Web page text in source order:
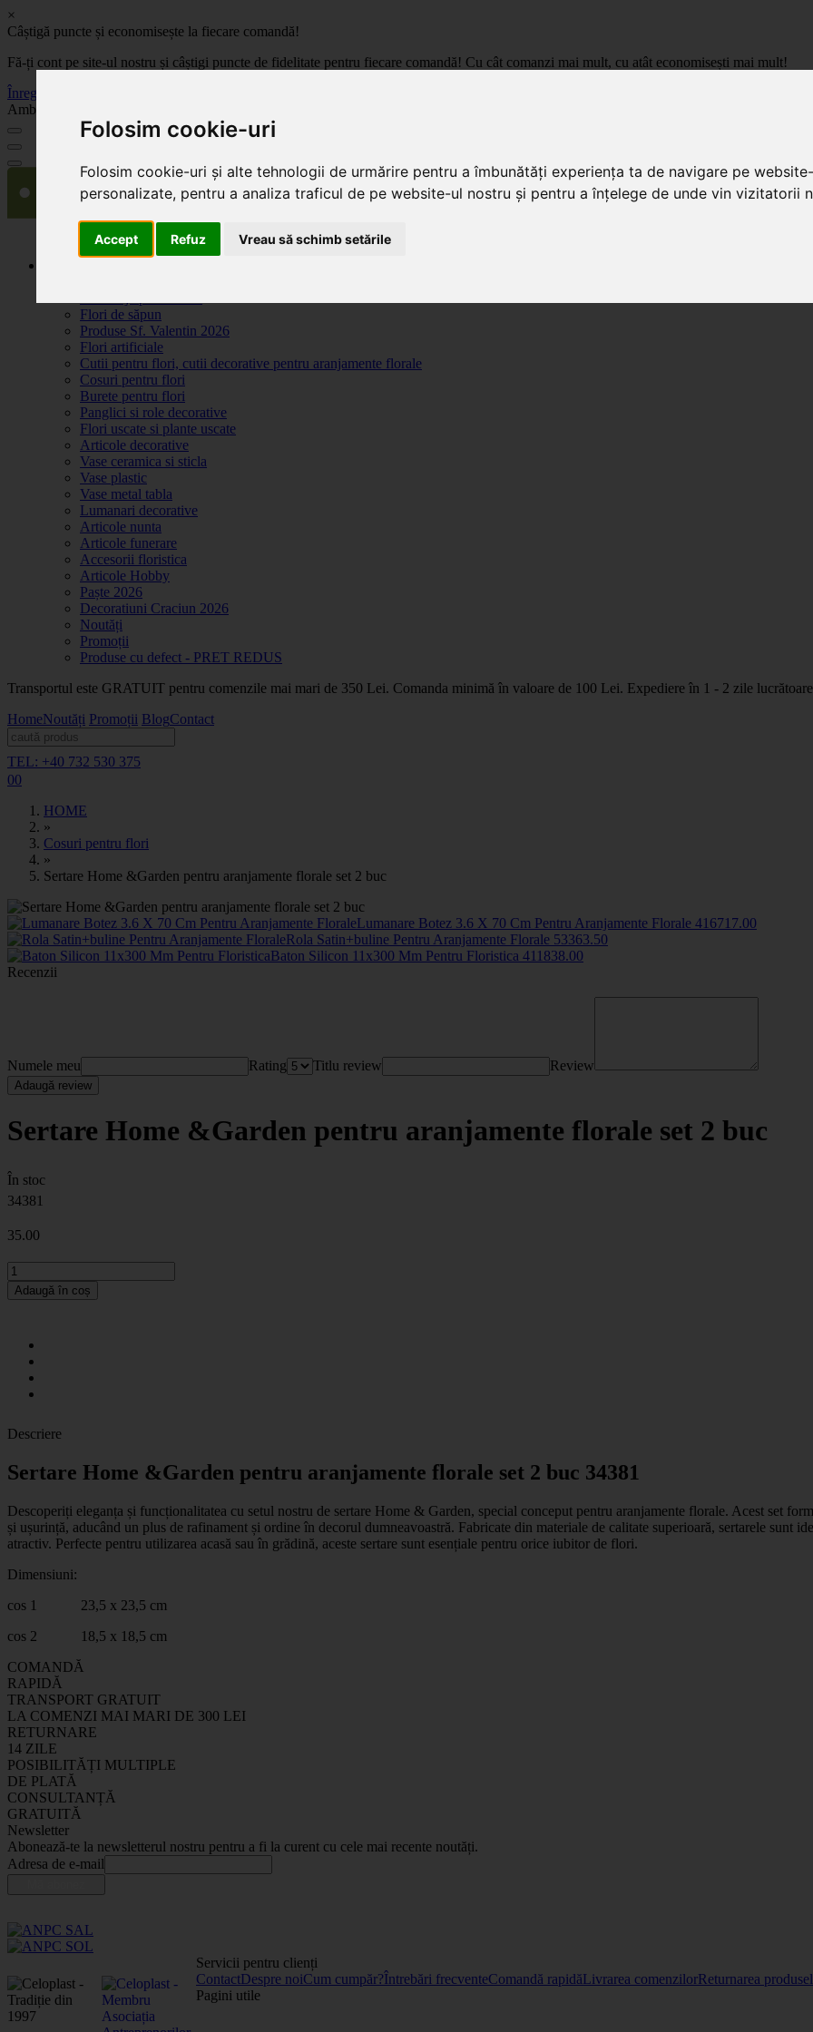
Folosim cookie-uri
Folosim cookie-uri și alte tehnologii de urmărire pentru a îmbunătăți experiența ta de navigare pe
personalizate, pentru a analiza traficul de pe website-ul nostru și pentru a înțelege de unde vin vizitatorii
Accept Refuz Vreau să schimb setările
×
Câștigă puncte și economisește la fiecare comandă!
Fă-ți cont pe site-ul nostru și câștigi puncte de fidelitate pentru fiecare comandă! Cu cât comanzi mai mult, cu atât economisești mai mult!
Înregistrează-te acum
Ambalaje, decoratiuni si accesorii pentru flori. Produse de calitate la pret de importator, cu livrare in toata Romania.
Flori de săpun
Produse Sf. Valentin 2026
Flori artificiale
Cutii pentru flori, cutii decorative pentru aranjamente florale
Cosuri pentru flori
Burete pentru flori
Panglici si role decorative
Flori uscate si plante uscate
Articole decorative
Vase ceramica si sticla
Vase plastic
Vase metal tabla
Lumanari decorative
Articole nunta
Articole funerare
Accesorii floristica
Articole Hobby
Paște 2026
Decoratiuni Craciun 2026
Noutăți
Promoții
Produse cu defect - PRET REDUS
Transportul este GRATUIT pentru comenzile mai mari de 350 Lei. Comanda minimă în valoare de 100 Lei. Expediere în 1 - 2 zile
HomeNoutăți Promoții BlogContact
TEL: +40 732 530 375
00
HOME
»
Cosuri pentru flori
»
Sertare Home &Garden pentru aranjamente florale set 2 buc
Lumanare Botez 3.6 X 70 Cm Pentru Aranjamente Florale 416717.00
Rola Satin+buline Pentru Aranjamente Florale 53363.50
Baton Silicon 11x300 Mm Pentru Floristica 411838.00
Recenzii
Numele meu Rating Titlu review Review
Adaugă review
Sertare Home &Garden pentru aranjamente florale set 2 buc
În stoc
34381
35.00
Adaugă în coș
Descriere
Sertare Home &Garden pentru aranjamente florale set 2 buc 34381
Descoperiți eleganța și funcționalitatea cu setul nostru de sertare Home & Garden, special conceput pentru aranjamente florale. Acest set
și ușurință, aducând un plus de rafinament și ordine în decorul dumneavoastră. Fabricate din materiale de calitate superioară, sertarele sunt
atractiv. Perfecte pentru utilizarea acasă sau în grădină, aceste sertare sunt esențiale pentru orice iubitor de flori.
Dimensiuni:
cos 1 23,5 x 23,5 cm
cos 2 18,5 x 18,5 cm
COMANDĂ
RAPIDĂ
TRANSPORT GRATUIT
LA COMENZI MAI MARI DE 300 LEI
RETURNARE
14 ZILE
POSIBILITĂȚI MULTIPLE
DE PLATĂ
CONSULTANȚĂ
GRATUITĂ
Newsletter
Abonează-te la newsletterul nostru pentru a fi la curent cu cele mai recente noutăți.
Adresa de e-mail
Servicii pentru clienți
ContactDespre noiCum cumpăr?Întrebări frecventeComandă rapidăLivrarea comenzilorReturnarea
Pagini utile